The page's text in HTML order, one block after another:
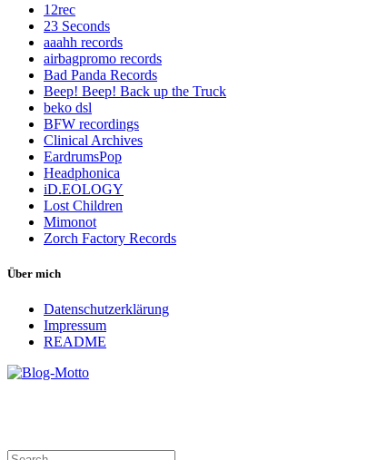
12rec
23 Seconds
aaahh records
airbagpromo records
Bad Panda Records
Beep! Beep! Back up the Truck
beko dsl
BFW recordings
Clinical Archives
EardrumsPop
Headphonica
iD.EOLOGY
Lost Children
Mimonot
Zorch Factory Records
Über mich
Datenschutzerklärung
Impressum
README